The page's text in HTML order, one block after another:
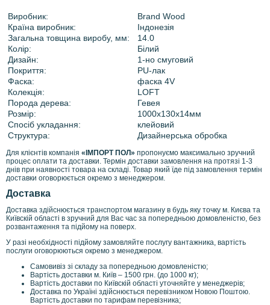
Виробник:
Brand Wood
Країна виробник:
Індонезія
Загальна товщина виробу, мм:
14.0
Колір:
Білий
Дизайн:
1-но смуговий
Покриття:
PU-лак
Фаска:
фаска 4V
Колекція:
LOFT
Порода дерева:
Гевея
Розмір:
1000х130х14мм
Спосіб укладання:
клейовий
Структура:
Дизайнерська обробка
Для клієнтів компанія «ІМПОРТ ПОЛ» пропонуємо максимально зручний
процес оплати та доставки. Термін доставки замовлення на протязі 1-3
днів при наявності товара на складі. Товар який їде під замовлення термін
доставки оговорюється окремо з менеджером.
Доставка
Доставка здійснюється транспортом магазину в будь яку точку м. Києва та
Київскій області в зручний для Вас час за попередньою домовленістю, без
розвантаження та підйому на поверх.
У разі необхідності підйому замовляйте послугу вантажника, вартість
послуги оговорюються окремо з менеджером.
Самовивіз зі складу за попередньою домовленістю;
Вартість доставки м. Київ – 1500 грн. (до 1000 кг);
Вартість доставки по Київскій області уточняйте у менеджерів;
Доставка по Україні здійснюється перевізником Новою Поштою.
Вартість доставки по тарифам перевізника;